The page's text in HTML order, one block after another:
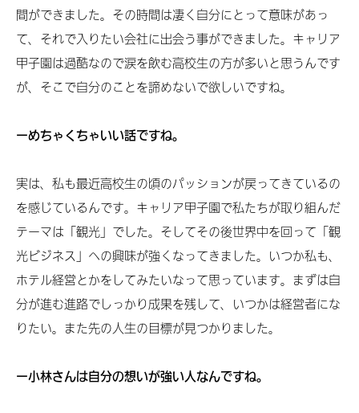
間ができました。その時間は凄く自分にとって意味があっ
て、それで入りたい会社に出会う事ができました。キャリア
甲子園は過酷なので涙を飲む高校生の方が多いと思うんです
が、そこで自分のことを諦めないで欲しいですね。
ーめちゃくちゃいい話ですね。
実は、私も最近高校生の頃のパッションが戻ってきているの
を感じているんです。キャリア甲子園で私たちが取り組んだ
テーマは「観光」でした。そしてその後世界中を回って「観
光ビジネス」への興味が強くなってきました。いつか私も、
ホテル経営とかをしてみたいなって思っています。まずは自
分が進む進路でしっかり成果を残して、いつかは経営者にな
りたい。また先の人生の目標が見つかりました。
ー小林さんは自分の想いが強い人なんですね。